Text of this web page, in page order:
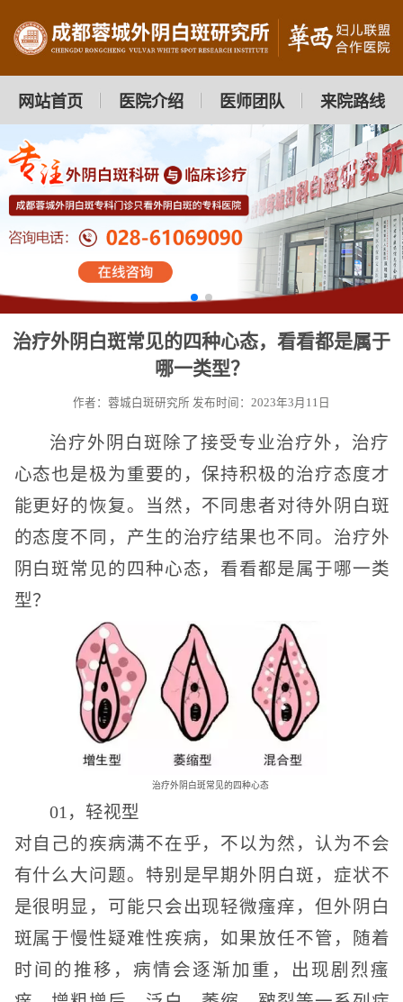
网站首页 医院介绍 医师团队 来院路线
治疗外阴白斑常见的四种心态，看看都是属于
哪一类型？
作者：蓉城白斑研究所 发布时间：2023年3月11日
治疗外阴白斑除了接受专业治疗外，治疗
心态也是极为重要的，保持积极的治疗态度才
能更好的恢复。当然，不同患者对待外阴白斑
的态度不同，产生的治疗结果也不同。治疗外
阴白斑常见的四种心态，看看都是属于哪一类
型？
治疗外阴白斑常见的四种心态
01，轻视型
对自己的疾病满不在乎，不以为然，认为不会
有什么大问题。特别是早期外阴白斑，症状不
是很明显，可能只会出现轻微瘙痒，但外阴白
斑属于慢性疑难性疾病，如果放任不管，随着
时间的推移，病情会逐渐加重，出现剧烈瘙